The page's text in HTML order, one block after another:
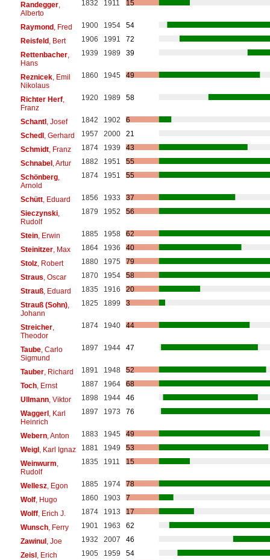
Randegger,
Alberto
1832 1911 15
Raymond, Fred 1900 1954
54
Reisfeld, Bert 1906 1991
72
Rettenbacher,
Hans
1939 1989 39
Reznicek, Emil
Nikolaus
1860 1945 49
Richter Herf,
Franz
1920 1989 58
Schantl, Josef 1842 1902
6
Schedl, Gerhard 1957 2000
21
Schmidt, Franz 1874 1939
43
Schnabel, Artur 1882 1951
55
Schönberg,
Arnold
1874 1951 55
Schütt, Eduard 1856 1933
37
Sieczynski,
Rudolf
1879 1952 56
Stein, Erwin 1885 1958
62
Steinitzer, Max 1864 1936
40
Stolz, Robert 1880 1975
79
Straus , Oscar 1870 1954
58
Strauß, Eduard 1835 1916
20
Strauß (Sohn),
Johann
1825 1899 3
Streicher,
Theodor
1874 1940 44
Taube, Carlo
Sigmund
1897 1944 47
Tauber, Richard 1891 1948
52
Toch, Ernst 1887 1964
68
Ullmann, Viktor 1898 1944
46
Waggerl, Karl
Heinrich
1897 1973 76
Webern, Anton 1883 1945
49
Weigl, Karl Ignaz 1881 1949
53
Weinwurm
Rudolf
1835 1911 15
Wellesz, Egon 1885 1974
78
Wolf, Hugo 1860 1903
7
Wolff, Erich J. 1874 1913
17
Wunsch, Ferry 1901 1963
62
Zawinul, Joe 1932 2007
46
Zeisl, Erich 1905 1959
54